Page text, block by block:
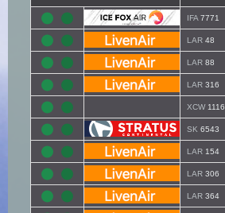
IFA 7771
LAR 48
LAR 88
LAR 316
XCW1116
SK 6543
LAR 154
LAR 306
LAR 364